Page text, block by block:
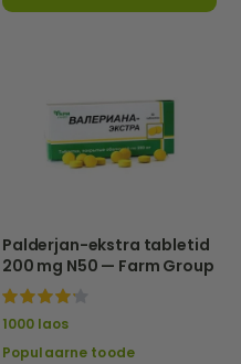
Palderjan-ekstra tabletid
200 mg N50 — Farm Group
1000 laos
Populaarne toode